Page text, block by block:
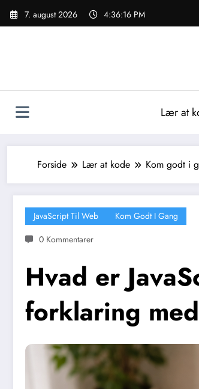
Videre
7. august 2026 4:36:18 PM
Lær at
Forside Lær at kode Kom godt i
JavaScript Til Web Kom Godt I Gang
0 Kommentarer
Hvad er
forklaring